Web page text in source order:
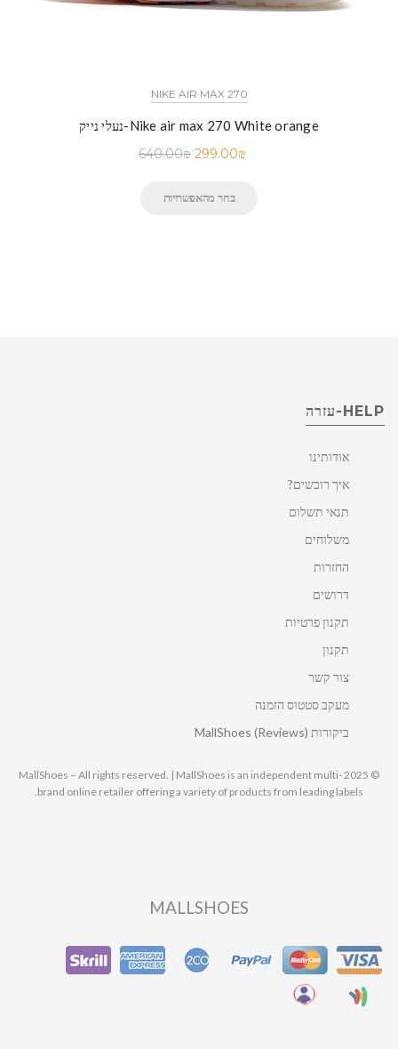
NIKE AIR MAX 270
נעלי נייק-Nike air max 270 White orange
640.00₪ 299.00₪
בחר מהאפשרויות
HELP-עזרה
אודותינו
איך רוכשים?
תנאי תשלום
משלוחים
החזרות
דרושים
תקנון פרטיות
תקנון
צור קשר
מעקב סטטוס הזמנה
ביקורות MallShoes (Reviews)
© 2025 MallShoes – All rights reserved. | MallShoes is an independent multi-
brand online retailer offering a variety of products from leading labels.
MALLSHOES